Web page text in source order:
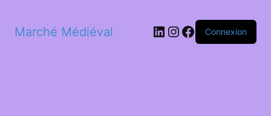
Marché Médiéval LinkedIn
Instagram
Facebook
Connexion